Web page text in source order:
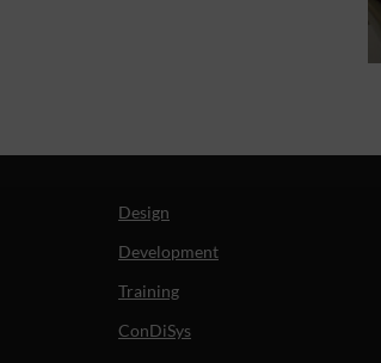
Design
Development
Training
ConDiSys